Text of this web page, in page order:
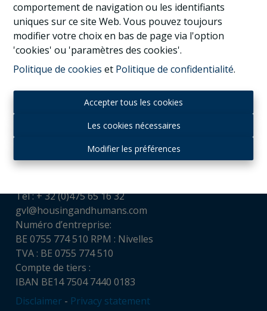
comportement de navigation ou les identifiants
uniques sur ce site Web. Vous pouvez toujours
modifier votre choix en bas de page via l'option
'cookies' ou 'paramètres des cookies'.
Politique de cookies et Politique de confidentialité.
Accepter tous les cookies
Les cookies nécessaires
Modifier les préférences
Housing and Humans srl
Chaussée de Louvain, 521
Tél : + 32 (0)475 65 16 32
gvl@housingandhumans.com
Numéro d’entreprise:
BE 0755 774 510 RPM : Nivelles
TVA : BE 0755 774 510
Compte de tiers :
IBAN BE14 7504 7440 0183
Disclaimer - Privacy statement